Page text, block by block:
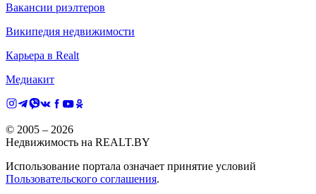
Вакансии риэлтеров
Википедия недвижимости
Карьера в Realt
Медиакит
© 2005 – 2026
Недвижимость на REALT.BY
Использование портала означает принятие условий
Пользовательского соглашения.